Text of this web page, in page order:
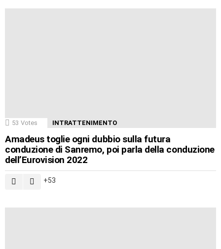
53 Votes INTRATTENIMENTO
Amadeus toglie ogni dubbio sulla futura
conduzione di Sanremo, poi parla della conduzione
dell’Eurovision 2022
53